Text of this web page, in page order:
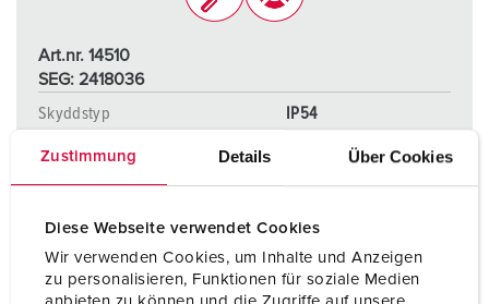
Zustimmung Details Über Cookies
Diese Webseite verwendet Cookies
Wir verwenden Cookies, um Inhalte und Anzeigen
zu personalisieren, Funktionen für soziale Medien
Art.nr. 14510
SEG: 2418036
Skyddstyp
IP54
Ampere
Anslutningsteknologi
skruvanslutningsteknik